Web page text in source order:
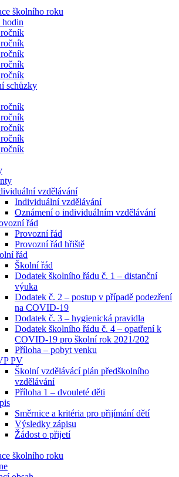
školního roku
schůzky
vzdělávání
Individuální vzdělávání
Oznámení o individuálním vzdělávání
řád
Provozní řád
Provozní řád hřiště
řád
Školní řád
Dodatek školního řádu č. 1 – distanční
výuka
Dodatek č. 2 – postup v případě podezření
na COVID-19
Dodatek č. 3 – hygienická pravidla
Dodatek školního řádu č. 4 – opatření k
COVID-19 pro školní rok 2021/202
Příloha – pobyt venku
PV
Školní vzdělávácí plán předškolního
vzdělávání
Příloha 1 – dvouleté děti
Směrnice a kritéria pro přijímání dětí
Výsledky zápisu
Žádost o přijetí
školního roku